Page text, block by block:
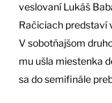
veslovaní Lukáš
Račiciach predstaví
V sobotňajšom
mu ušla miestenka
sa do semifinále